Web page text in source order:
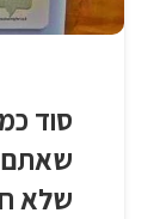
סוד
שאתם
שלא